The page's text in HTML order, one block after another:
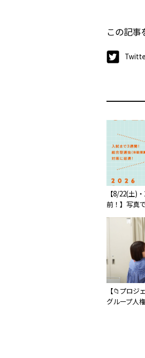
この記事
【8/22(土)
前！】写真
【📁プロジ
グループ人